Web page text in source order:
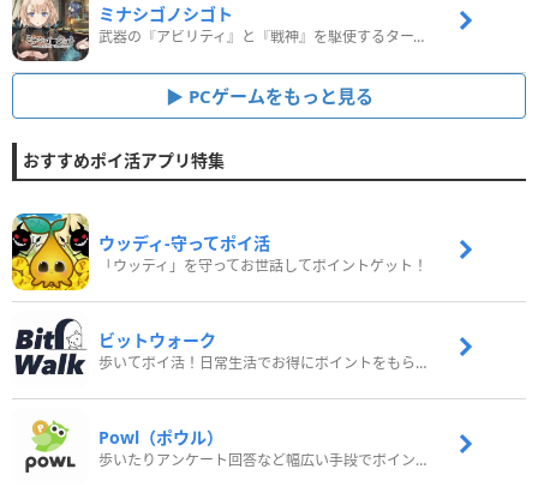
ミナシゴノシゴト
武器の『アビリティ』と『戦神』を駆使するターン制コマンドバトルRPG！
PCゲームをもっと見る
おすすめポイ活アプリ特集
ウッディ‐守ってポイ活
「ウッディ」を守ってお世話してポイントゲット！
ビットウォーク
歩いてポイ活！日常生活でお得にポイントをもらおう
Powl（ポウル）
歩いたりアンケート回答など幅広い手段でポイントをゲット